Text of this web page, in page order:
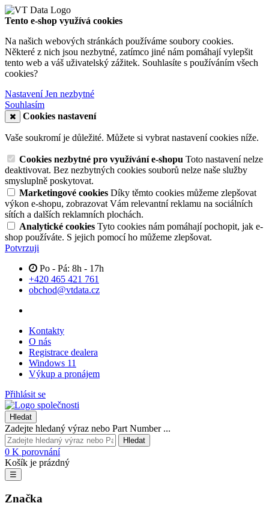
Tento e-shop využívá cookies
Na našich webových stránkách používáme soubory cookies.
Některé z nich jsou nezbytné, zatímco jiné nám pomáhají vylepšit
tento web a váš uživatelský zážitek. Souhlasíte s používáním všech
cookies?
NastaveníJen nezbytné
Souhlasím
Cookies nastavení
Vaše soukromí je důležité. Můžete si vybrat nastavení cookies níže.
Cookies nezbytné pro využívání e-shopu Toto nastavení nelze
deaktivovat. Bez nezbytných cookies souborů nelze naše služby
smysluplně poskytovat.
Marketingové cookies Díky těmto cookies můžeme zlepšovat
výkon e-shopu, zobrazovat Vám relevantní reklamu na sociálních
sítích a dalších reklamních plochách.
Analytické cookies Tyto cookies nám pomáhají pochopit, jak e-
shop používáte. S jejich pomocí ho můžeme zlepšovat.
Potvrzuji
Po - Pá: 8h - 17h
+420 465 421 761
obchod@vtdata.cz
Kontakty
O nás
Registrace dealera
Windows 11
Výkup a pronájem
Přihlásit se
Hledat
Zadejte hledaný výraz nebo Part Number ...
Hledat
0 K porovnání
Košík je prázdný
☰
Značka